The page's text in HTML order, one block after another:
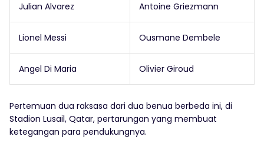
Julian Alvarez Antoine Griezmann
Lionel Messi Ousmane Dembele
Angel Di Maria Olivier Giroud
Pertemuan dua raksasa dari dua benua berbeda ini, di
Stadion Lusail, Qatar, pertarungan yang membuat
ketegangan para pendukungnya.